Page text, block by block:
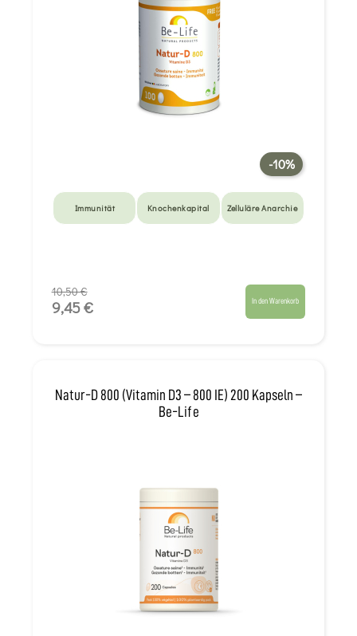
-10%
Immunität Knochenkapital Zelluläre Anarchie
10,50 €
9,45 € In den Warenkorb
Natur-D 800 (Vitamin D3 – 800 IE) 200 Kapseln –
Be-Life